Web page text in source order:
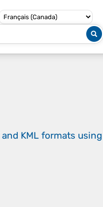
KML formats using